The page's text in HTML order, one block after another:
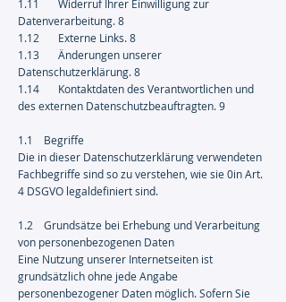
1.11 Widerruf Ihrer Einwilligung zur
Datenverarbeitung. 8
1.12 Externe Links. 8
1.13 Änderungen unserer
Datenschutzerklärung. 8
1.14 Kontaktdaten des Verantwortlichen und
des externen Datenschutzbeauftragten. 9
1.1 Begriffe
Die in dieser Datenschutzerklärung verwendeten
Fachbegriffe sind so zu verstehen, wie sie 0in Art.
4 DSGVO legaldefiniert sind.
1.2 Grundsätze bei Erhebung und Verarbeitung
von personenbezogenen Daten
Eine Nutzung unserer Internetseiten ist
grundsätzlich ohne jede Angabe
personenbezogener Daten möglich. Sofern Sie